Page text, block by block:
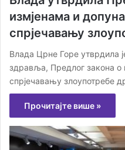
измјенама и
спрјечавању
Влада Црне Горе утврдила
здравља, Предлог закона о
спрјечавању злоупотребе
Прочитајте више »